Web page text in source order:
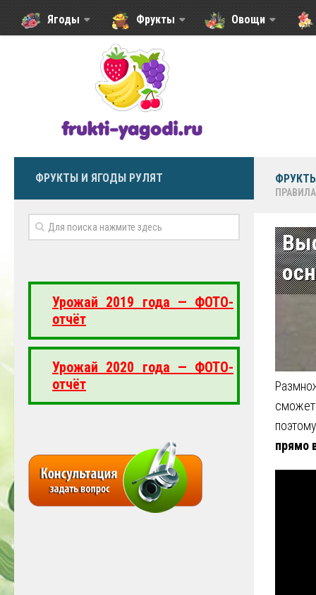
Ягоды Фрукты Овощи
прямо
ФРУКТЫ И ЯГОДЫ РУЛЯТ
Урожай 2019 года — ФОТО-
отчёт
Урожай 2020 года — ФОТО-
отчёт